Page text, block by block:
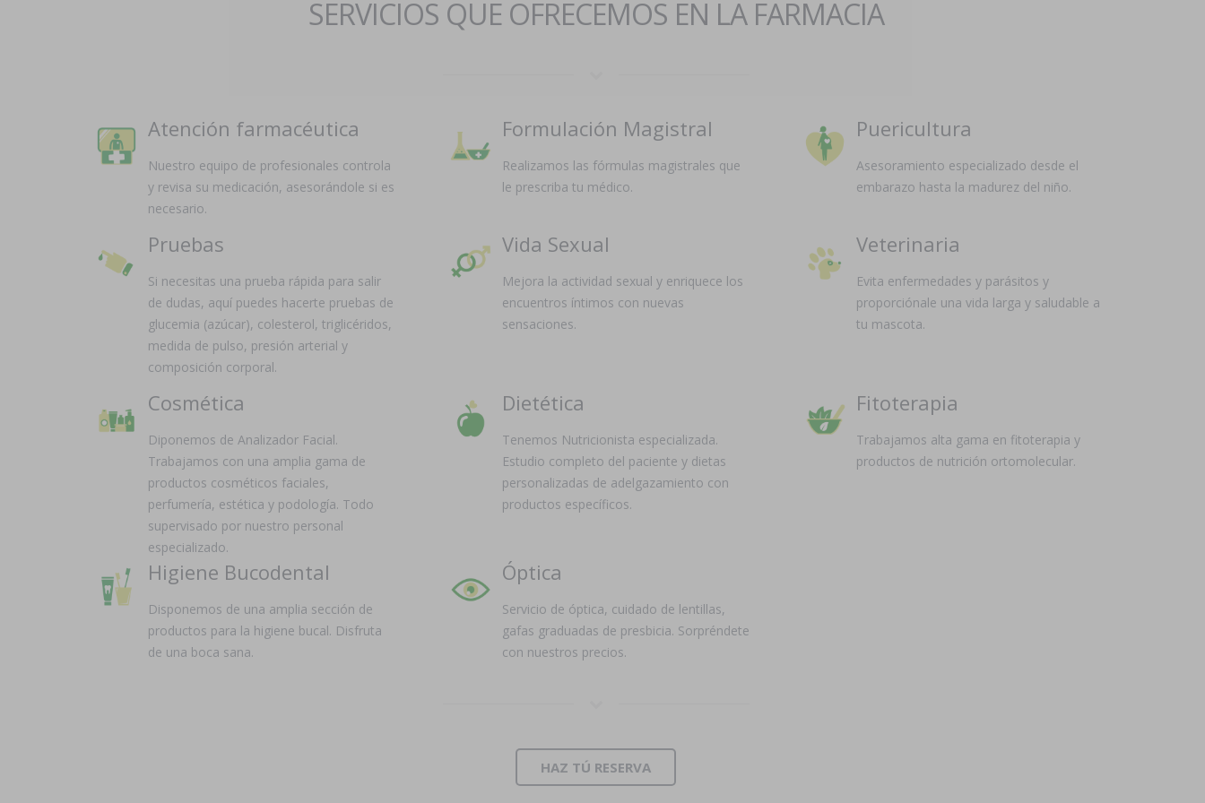
SERVICIOS QUE OFRECEMOS EN LA FARMACIA
Atención farmacéutica
Nuestro equipo de profesionales controla
y revisa su medicación, asesorándole si es
necesario.
Formulación Magistral
Realizamos las fórmulas magistrales que
le prescriba tu médico.
Puericultura
Asesoramiento especializado desde el
embarazo hasta la madurez del niño.
Pruebas
Si necesitas una prueba rápida para salir
de dudas, aquí puedes hacerte pruebas de
glucemia (azúcar), colesterol, triglicéridos,
medida de pulso, presión arterial y
composición corporal.
Vida Sexual
Mejora la actividad sexual y enriquece los
encuentros íntimos con nuevas
sensaciones.
Veterinaria
Evita enfermedades y parásitos y
proporciónale una vida larga y saludable a
tu mascota.
Cosmética
Diponemos de Analizador Facial.
Trabajamos con una amplia gama de
productos cosméticos faciales,
perfumería, estética y podología. Todo
supervisado por nuestro personal
especializado.
Dietética
Tenemos Nutricionista especializada.
Estudio completo del paciente y dietas
personalizadas de adelgazamiento con
productos específicos.
Fitoterapia
Trabajamos alta gama en fitoterapia y
productos de nutrición ortomolecular.
Higiene Bucodental
Disponemos de una amplia sección de
productos para la higiene bucal. Disfruta
de una boca sana.
Óptica
Servicio de óptica, cuidado de lentillas,
gafas graduadas de presbicia. Sorpréndete
con nuestros precios.
HAZ TÚ RESERVA